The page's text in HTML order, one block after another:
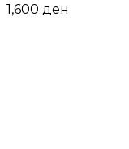
1,600 ден